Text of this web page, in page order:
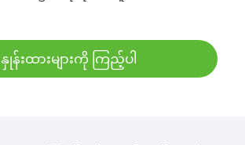
နှုန်းထားများကို ကြည့်ပါ